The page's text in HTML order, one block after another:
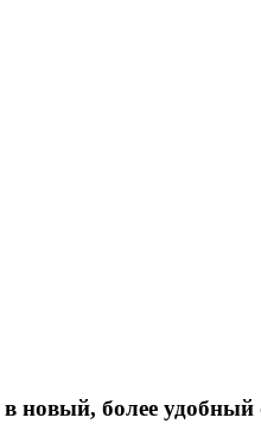
в новый, более удобный